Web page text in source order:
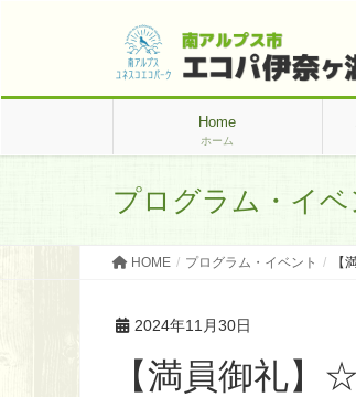
Home
ホーム
プログラム・イベ
HOME プログラム・イベント 【
2024年11月30日
【満員御礼